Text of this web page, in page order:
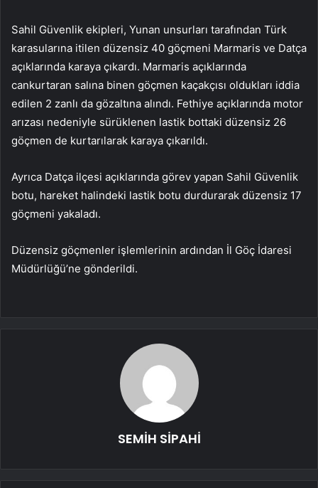
Sahil Güvenlik ekipleri, Yunan unsurları tarafından Türk
karasularına itilen düzensiz 40 göçmeni Marmaris ve Datça
açıklarında karaya çıkardı. Marmaris açıklarında
cankurtaran salına binen göçmen kaçakçısı oldukları iddia
edilen 2 zanlı da gözaltına alındı. Fethiye açıklarında motor
arızası nedeniyle sürüklenen lastik bottaki düzensiz 26
göçmen de kurtarılarak karaya çıkarıldı.
Ayrıca Datça ilçesi açıklarında görev yapan Sahil Güvenlik
botu, hareket halindeki lastik botu durdurarak düzensiz 17
göçmeni yakaladı.
Düzensiz göçmenler işlemlerinin ardından İl Göç İdaresi
Müdürlüğü’ne gönderildi.
SEMİH SİPAHİ